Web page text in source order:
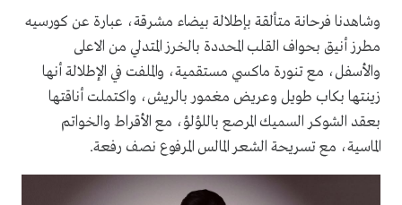
وشاهدنا فرحانة متألقة بإطلالة بيضاء مشرقة، عبارة عن كورسيه
مطرز أنيق بحواف القلب المحددة بالخرز المتدلي من الاعلى
والأسفل، مع تنورة ماكسي مستقمية، والملفت في الإطلالة أنها
زينتها بكاب طويل وعريض مغمور بالريش، واكتملت أناقتها
بعقد الشوكر السميك المرصع باللؤلؤ، مع الأقراط والخواتم
الماسية، مع تسريحة الشعر المالس المرفوع نصف رفعة.